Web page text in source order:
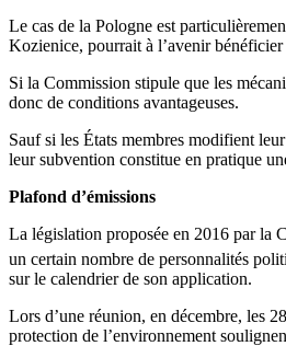
Le cas de la Pologne est
Kozienice, pourrait à l’avenir bénéficier
Si la Commission stipule que les
donc de conditions avantageuses.
Sauf si les États membres modifient
leur subvention constitue en pratique
Plafond d’émissions
La législation proposée en 2016 par la
un certain nombre de personnalités
sur le calendrier de son application.
Lors d’une réunion, en décembre, les
protection de l’environnement